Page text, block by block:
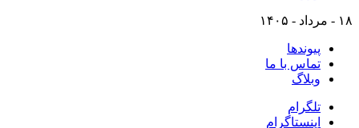
۱۸ - مرداد - ۱۴۰۵
پیوندها
تماس با ما
وبلاگ
تلگرام
اینستاگرام